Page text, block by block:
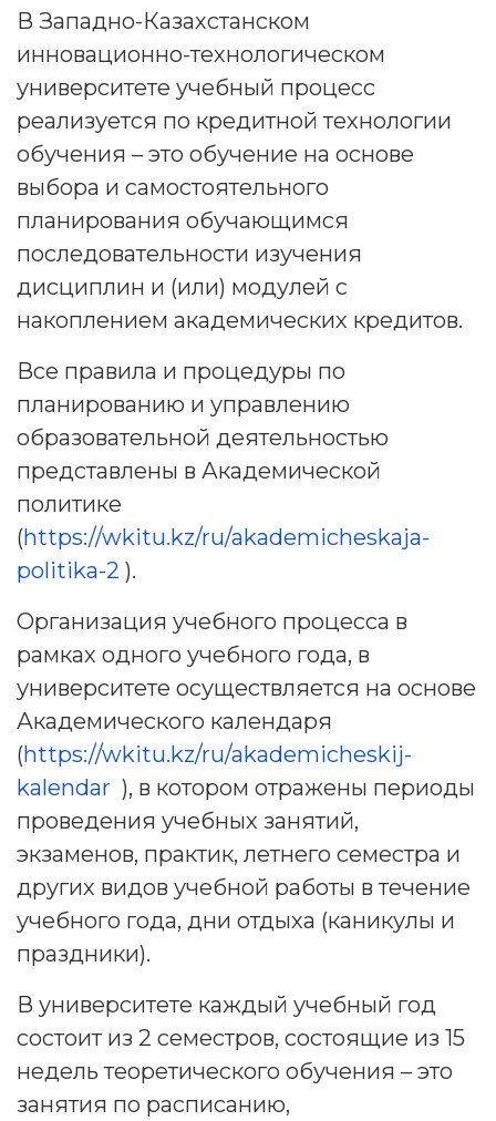
В Западно-Казахстанском
инновационно-технологическом
университете учебный процесс
реализуется по кредитной технологии
обучения – это обучение на основе
выбора и самостоятельного
планирования обучающимся
последовательности изучения
дисциплин и (или) модулей с
накоплением академических кредитов.
Все правила и процедуры по
планированию и управлению
образовательной деятельностью
представлены в Академической
политике
(https://wkitu.kz/ru/akademicheskaja-
politika-2 ).
Организация учебного процесса в
рамках одного учебного года, в
университете осуществляется на основе
Академического календаря
(https://wkitu.kz/ru/akademicheskij-
kalendar ), в котором отражены периоды
проведения учебных занятий,
экзаменов, практик, летнего семестра и
других видов учебной работы в течение
учебного года, дни отдыха (каникулы и
праздники).
В университете каждый учебный год
состоит из 2 семестров, состоящие из 15
недель теоретического обучения – это
занятия по расписанию,